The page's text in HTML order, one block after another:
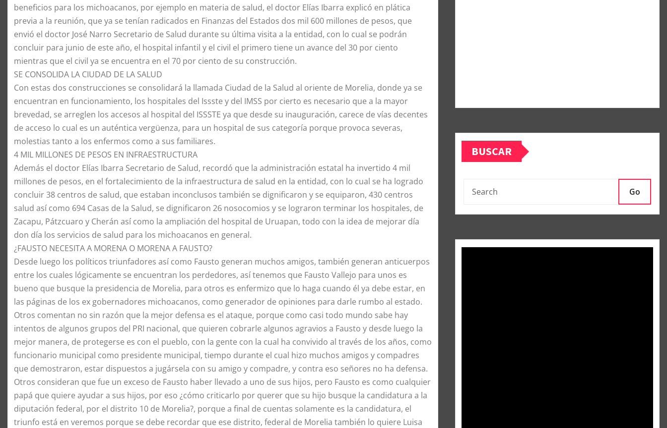
beneficios para los michoacanos, por ejemplo en materia de salud, el doctor Elías Ibarra explicó en plática
previa a la reunión, que ya se tenían radicados en Finanzas del Estados dos mil 600 millones de pesos, que
envió el doctor José Narro Secretario de Salud durante su última visita a la entidad, con lo cual se podrán
concluir para junio de este año, el hospital infantil y el civil el primero tiene un avance del 30 por ciento
mientras que el civil ya se encuentra en el 70 por ciento de su construcción.
​SE CONSOLIDA LA CIUDAD DE LA SALUD
​Con estas dos construcciones se consolidará la llamada Ciudad de la Salud al oriente de Morelia, donde ya se
encuentran en funcionamiento, los hospitales del Issste y del IMSS por cierto es necesario que a la mayor
brevedad, se arreglen los accesos al hospital del ISSSTE ya que desde su inauguración, carece de vías decentes
de acceso lo cual es un auténtica vergüenza, para un hospital de sus categoría porque provoca severas,
molestias tanto a los enfermos como a sus familiares.
​4 MIL MILLONES DE PESOS EN INFRAESTRUCTURA
​Además el doctor Elías Ibarra Secretario de Salud, recordó que la administración estatal ha invertido 4 mil
millones de pesos, en el fortalecimiento de la infraestructura de salud en la entidad, con lo cual se ha logrado
concluir 38 centros de salud, que estaban inconclusos también se dignificaron y se equiparon, 430 centros
salud así como 694 Casas de la Salud, se dignificaron 26 nosocomios y se lograron terminar los hospitales, de
Zacapu, Pátzcuaro y Cherán así como la ampliación del hospital de Uruapan, todo con la idea de mejorar día
don día los servicios de salud para los michoacanos en general.
​¿FAUSTO NECESITA A MORENA O MORENA A FAUSTO?
​Desde luego los políticos triunfadores así como Fausto generan muchos amigos, también generan anticuerpos
entre los cuales lógicamente se encuentran los perdedores, así tenemos que Fausto Vallejo para unos es
bueno que busque la presidencia de Morelia, para otros es enfermizo que lo haga cuando él ya debe estar, en
las páginas de los ex gobernadores michoacanos, como generador de opiniones para darle rumbo al estado.
​Otros comentan no sin razón que la mejor defensa es el ataque, porque como casi todo mundo sabe hay
intentos de algunos grupos del PRI nacional, que quieren cobrarle algunos agravios a Fausto y desde luego la
mejor manera, de protegerse es con el pueblo, con la gente con la cual ha convivido al través de los años, como
funcionario municipal como presidente municipal, tiempo durante el cual hizo muchos amigos y compadres
que demostraron, estar dispuestos a jugársela con su amigo y compadre, y contra eso señores no ha defensa.
​Otros consideran que fue un exceso de Fausto haber llevado a uno de sus hijos, pero Fausto es como cualquier
papá que quiere ayudar a sus hijos, por eso ¿cómo criticarlo por querer que su hijo busque la candidatura a la
diputación federal, por el distrito 10 de Morelia?, porque a final de cuentas solamente es la candidatura, el
triunfo está en veremos porque se debe recordar que ese distrito, federal de Morelia también lo quiere Luisa
BUSCAR
Go